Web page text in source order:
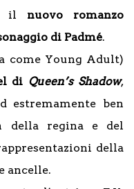
il nuovo romanzo
di Padmé.
come Young Adult)
di Queen’s Shadow,
estremamente ben
della regina e del
della
ancelle.